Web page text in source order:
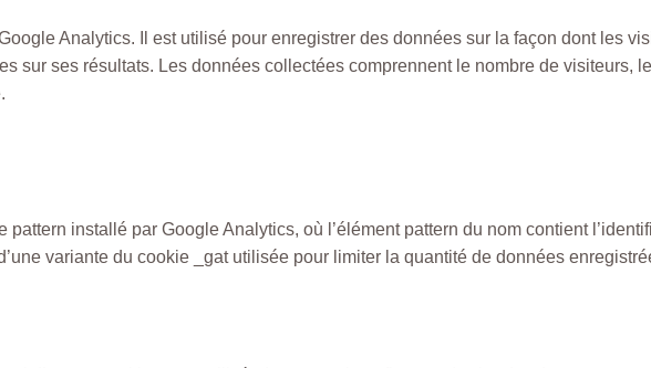
Analytics. Il est utilisé pour enregistrer des données sur la façon dont les
sur ses résultats. Les données collectées comprennent le nombre de visiteurs,
pattern installé par Google Analytics, où l’élément pattern du nom contient
variante du cookie _gat utilisée pour limiter la quantité de données